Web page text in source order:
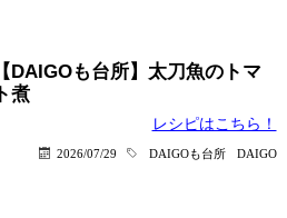
【DAIGOも台所】太刀魚のトマ
ト煮
レシピはこちら！
2026/07/29 DAIGOも台所 DAIGO